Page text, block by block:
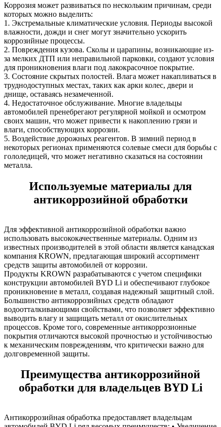
Коррозия может развиваться по нескольким причинам, среди
которых можно выделить:
1. Экстремальные климатические условия. Периоды высокой
влажности, дожди и снег могут значительно ускорить
коррозийные процессы.
2. Повреждения кузова. Сколы и царапины, возникающие из-
за мелких ДТП или неправильной парковки, создают условия
для проникновения влаги под лакокрасочное покрытие.
3. Состояние скрытых полостей. Влага может накапливаться в
труднодоступных местах, таких как арки колес, двери и
днище, оставаясь незамеченной.
4. Недостаточное обслуживание. Многие владельцы
автомобилей пренебрегают регулярной мойкой и осмотром
своих машин, что может привести к накоплению грязи и
влаги, способствующих коррозии.
5. Воздействие дорожных реагентов. В зимний период в
некоторых регионах применяются солевые смеси для борьбы с
гололедицей, что может негативно сказаться на состоянии
металла.
Используемые материалы для
антикоррозийной обработки
Для эффективной антикоррозийной обработки важно
использовать высококачественные материалы. Одним из
известных производителей в этой области является канадская
компания KROWN, предлагающая широкий ассортимент
средств защиты автомобилей от коррозии.
Продукты KROWN разрабатываются с учетом специфики
конструкции автомобилей BYD Li и обеспечивают глубокое
проникновение в металл, создавая надежный защитный слой.
Большинство антикоррозийных средств обладают
водоотталкивающими свойствами, что позволяет эффективно
выводить влагу и защищать металл от окислительных
процессов. Кроме того, современные антикоррозионные
покрытия отличаются высокой прочностью и устойчивостью
к механическим повреждениям, что критически важно для
долговременной защиты.
Преимущества антикоррозийной
обработки для владельцев BYD Li
Антикоррозийная обработка предоставляет владельцам